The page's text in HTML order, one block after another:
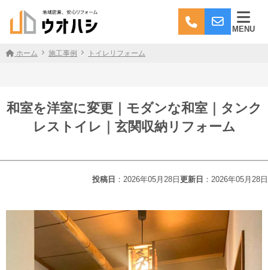
MENU
ホーム 施工事例 トイレリフォーム
和室を洋室に変更｜モダンな和室｜タンク
レストイレ｜玄関収納リフォーム
投稿日 ：2026年05月28日 更新日 ：2026年05月28日